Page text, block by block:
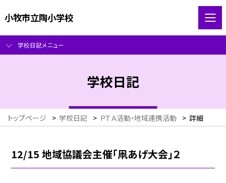
小牧市立陶小学校
学校日記メニュー
学校日記
トップページ > 学校日記 > ＰＴＡ活動・地域連携活動 > 詳細
12/15 地域協議会主催「凧あげ大会」２